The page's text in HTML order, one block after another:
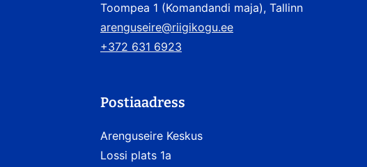
Toompea 1 (Komandandi maja), Tallinn
arenguseire@riigikogu.ee
+372 631 6923
Postiaadress
Arenguseire Keskus
Lossi plats 1a